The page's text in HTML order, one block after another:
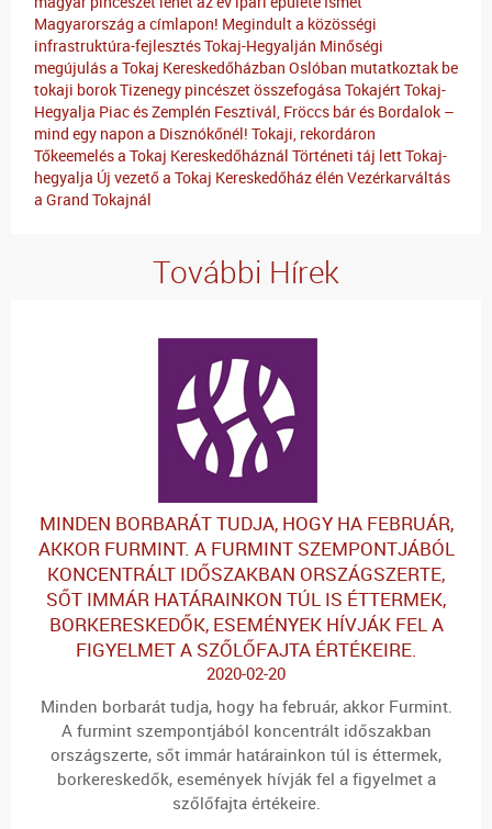
Magyarország a címlapon! Megindult a közösségi
infrastruktúra-fejlesztés Tokaj-Hegyalján Minőségi
megújulás a Tokaj Kereskedőházban Oslóban mutatkoztak be
tokaji borokTizenegy pincészet összefogása TokajértTokaj-
Hegyalja Piac és Zemplén Fesztivál, Fröccs bár és Bordalok –
mind egy napon a Disznókőnél! Tokaji, rekordáron
Tőkeemelés a Tokaj Kereskedőháznál Történeti táj lett Tokaj-
hegyalja Új vezető a Tokaj Kereskedőház élén Vezérkarváltás
a Grand Tokajnál
További Hírek
MINDEN BORBARÁT TUDJA, HOGY HA FEBRUÁR,
AKKOR FURMINT. A FURMINT SZEMPONTJÁBÓL
KONCENTRÁLT IDŐSZAKBAN ORSZÁGSZERTE,
SŐT IMMÁR HATÁRAINKON TÚL IS ÉTTERMEK,
BORKERESKEDŐK, ESEMÉNYEK HÍVJÁK FEL A
FIGYELMET A SZŐLŐFAJTA ÉRTÉKEIRE.
2020-02-20
Minden borbarát tudja, hogy ha február, akkor Furmint.
A furmint szempontjából koncentrált időszakban
országszerte, sőt immár határainkon túl is éttermek,
borkereskedők, események hívják fel a figyelmet a
szőlőfajta értékeire.